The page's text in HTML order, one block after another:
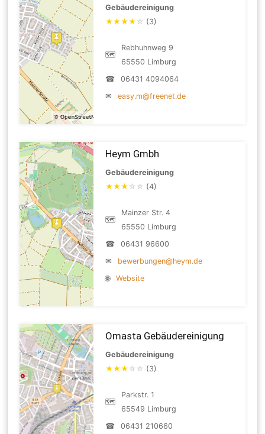
Gebäudereinigung
★★★★ ☆ (3)
🗺
Rebhuhnweg 9
65550 Limburg
☎
06431 4094064
✉
easy.m@freenet.de
Heym Gmbh
Gebäudereinigung
★★★ ☆ ☆ (4)
🗺
Mainzer Str. 4
65550 Limburg
☎
06431 96600
✉
bewerbungen@heym.de
🌐
Website
Omasta Gebäudereinigung
Gebäudereinigung
★★★ ☆ ☆ (3)
🗺
Parkstr. 1
65549 Limburg
☎
06431 210660